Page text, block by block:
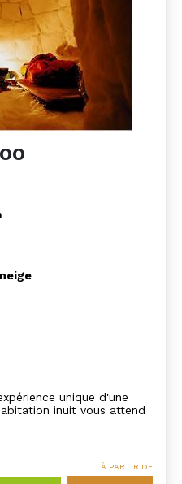
unique d'une
inuit vous attend
À PARTIR DE